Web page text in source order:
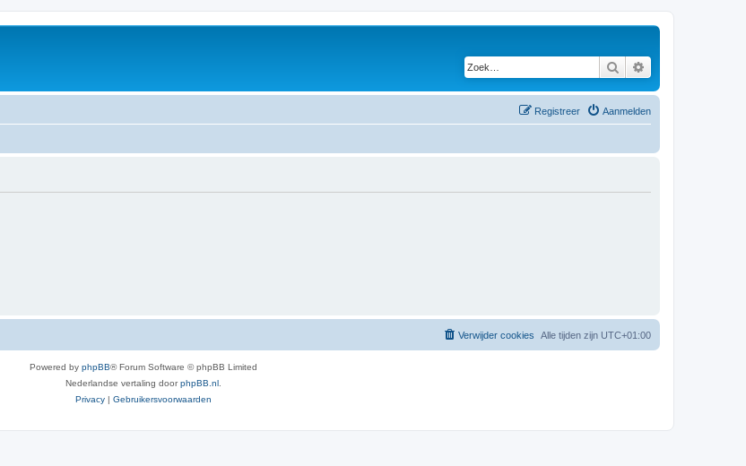
Zoek
Aanmelden
Registreer
Alle tijden zijn UTC+01:00
Verwijder cookies
Powered by phpBB® Forum Software © phpBB Limited
Nederlandse vertaling doorphpBB.nl
Privacy | Gebruikersvoorwaarden